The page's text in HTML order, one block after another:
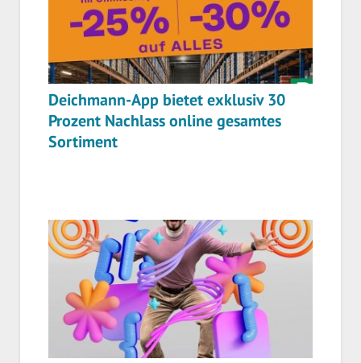
Deichmann-App bietet exklusiv 30
Prozent Nachlass online gesamtes
Sortiment